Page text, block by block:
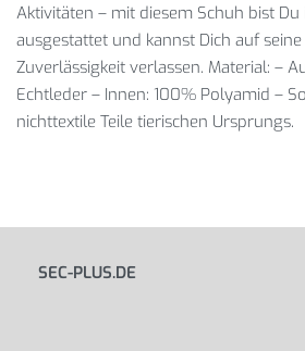
Aktivitäten – mit diesem Schuh bist
ausgestattet und kannst Dich auf
Zuverlässigkeit verlassen. Material: –
Echtleder – Innen: 100% Polyamid –
nichttextile Teile tierischen Ursprungs.
SEC-PLUS.DE